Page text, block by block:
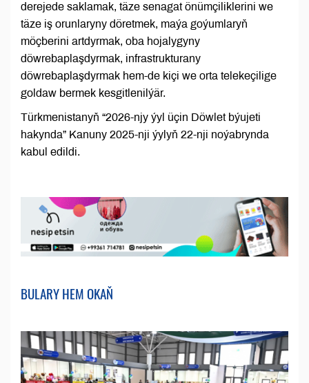
derejede saklamak, täze senagat önümçiliklerini we
täze iş orunlaryny döretmek, maýa goýumlaryň
möçberini artdyrmak, oba hojalygyny
döwrebaplaşdyrmak, infrastrukturany
döwrebaplaşdyrmak hem-de kiçi we orta telekeçilige
goldaw bermek kesgitlenilýär.
Türkmenistanyň “2026-njy ýyl üçin Döwlet býujeti
hakynda” Kanuny 2025-nji ýylyň 22-nji noýabrynda
kabul edildi.
BULARY HEM OKAŇ